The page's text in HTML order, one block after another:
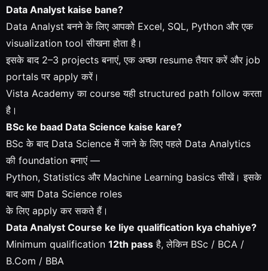
Data Analyst kaise bane?
Data Analyst बनने के लिए आपको Excel, SQL, Python और एक
visualization tool सीखना होता है।
इसके बाद 2–3 projects बनाएं, एक अच्छा resume तैयार करें और job
portals पर apply करें।
Vista Academy का course यही structured path follow करता
है।
BSc ke baad Data Science kaise kare?
BSc के बाद Data Science में जाने के लिए पहले Data Analytics
की foundation बनाएं —
Python, Statistics और Machine Learning basics सीखें। इसके
बाद आप Data Science roles
के लिए apply कर सकते हैं।
Data Analyst Course ke liye qualification kya chahiye?
Minimum qualification 12th pass है, लेकिन BSc / BCA /
B.Com / BBA